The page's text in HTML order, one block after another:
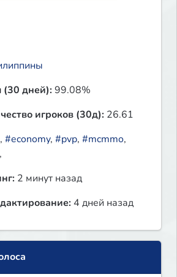
(30 дней):99.08%
игроков (30д): 26.61
, #economy, #pvp, #mcmmo,
,
2 минут назад
4 дней назад